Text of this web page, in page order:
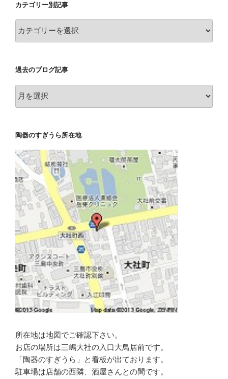
カテゴリー別記事
テ
ー
別
記
事
過去のブログ記事
去
ロ
グ
記
事
陶器のすぎうら所在地
所在地は地図でご確認下さい。
お店の場所は三嶋大社の入口大鳥居前です。
「陶器のすぎうら」と看板が出ております。
駐車場は店舗の西隣、酒屋さんとの間です。